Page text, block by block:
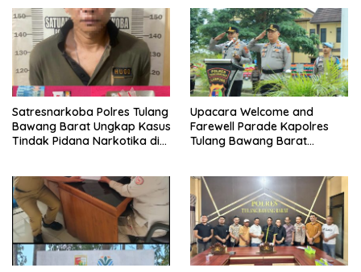
Satresnarkoba Polres Tulang
Bawang Barat Ungkap Kasus
Tindak Pidana Narkotika di
Upacara Welcome and
Farewell Parade Kapolres
Tulang Bawang Barat